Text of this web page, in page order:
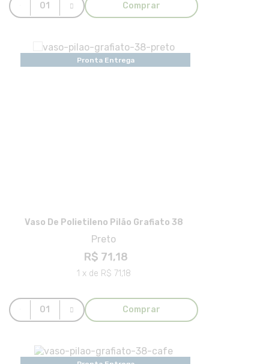
Comprar
Pronta Entrega
Vaso De Polietileno Pilão Grafiato 38
Preto
R$ 71,18
1 x de R$ 71,18
Comprar